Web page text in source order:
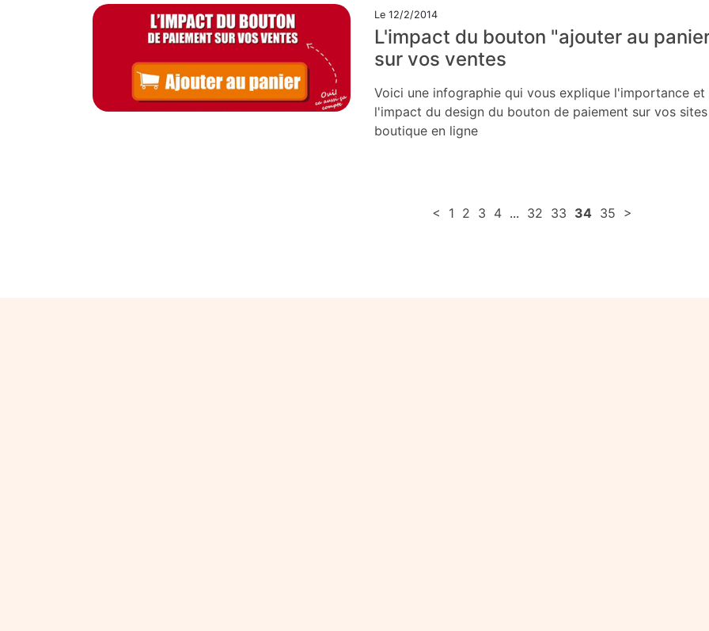
Le 12/2/2014
L'impact du bouton "ajouter au
sur vos ventes
Voici une infographie qui vous explique l'importance et
l'impact du design du bouton de paiement sur vos
boutique en ligne
< 1 2 3 4... 32 33 34 35 >